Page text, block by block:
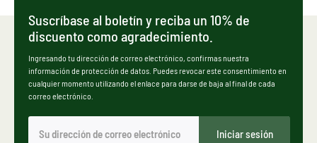
causas de los
con gran
eficiencia.
de 5,45 € * 10,95 € *
Suscríbase al boletín y reciba un 10% de
discuento como agradecimiento.
Ingresando tu dirección de correo electrónico, confirmas nuestra
información de protección de datos. Puedes revocar este consentimiento en
cualquier momento utilizando el enlace para darse de baja al final de cada
correo electrónico.
Iniciar sesión